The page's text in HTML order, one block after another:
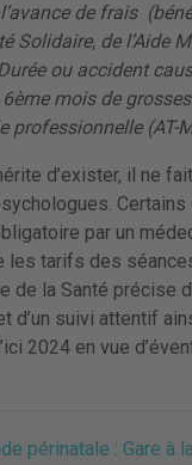
de frais
Solidaire, de l’Aide
ou accident
mois de
professionnelle (AT-
d’exister, il ne
par un
les tarifs des
de la Santé précise
d’un suivi attentif
2024 en vue
périnatale : Gare à